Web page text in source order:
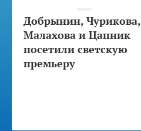
Добрынин, Чурикова,
Малахова и Цапник
посетили светскую
премьеру